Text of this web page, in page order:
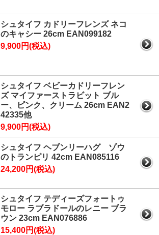
シュタイフ カドリーフレンズ ネコ
のキャシー 26cm EAN099182
9,900円(税込)
シュタイフ ベビーカドリーフレン
ズ マイファーストラビット ブル
ー、ピンク、クリーム 26cm EAN2
42335他
9,900円(税込)
シュタイフ ヘブンリーハグ ゾウ
のトランピリ 42cm EAN085116
24,200円(税込)
シュタイフ テディーズフォートゥ
モロー ラブラドールのレニー ブラ
ウン 23cm EAN076886
15,400円(税込)